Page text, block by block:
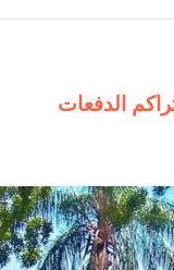
الدفعات